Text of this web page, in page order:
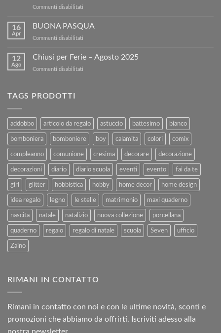
sconto
Commenti disabilitati
i
con
Rimborso
16
Apr
BUONA PASQUA
Commenti disabilitati
PASQUA
12
Ago
Chiusi per Ferie – Agosto 2025
Commenti disabilitati
2025
TAGS PRODOTTI
addobbo articolo da regalo astuccio battesimo bianco
bomboniera bomboniere boy calamita colori comix
compleanno comunione cresima decorare decorazione
decorazioni diario diario scuola eventi evento fai da te
girl glitter hobbistica hobby home decor home design
idea regalo legno le stelle matrimonio maxi quaderno
nascita natale natalizio nuova collezione porcellana
quaderno regalo regalo di natale scuola Seven ufficio
Zaino
RIMANI IN CONTATTO
Rimani in contatto con noi e con le ultime novità, sconti e
promozioni che abbiamo da offrirti. Iscriviti adesso alla
nostra newsletter.